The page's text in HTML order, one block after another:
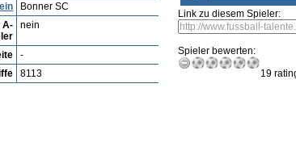
Bonner SC
A-
nein
-
8113
Link zu diesem Spieler:
Spieler bewerten:
19